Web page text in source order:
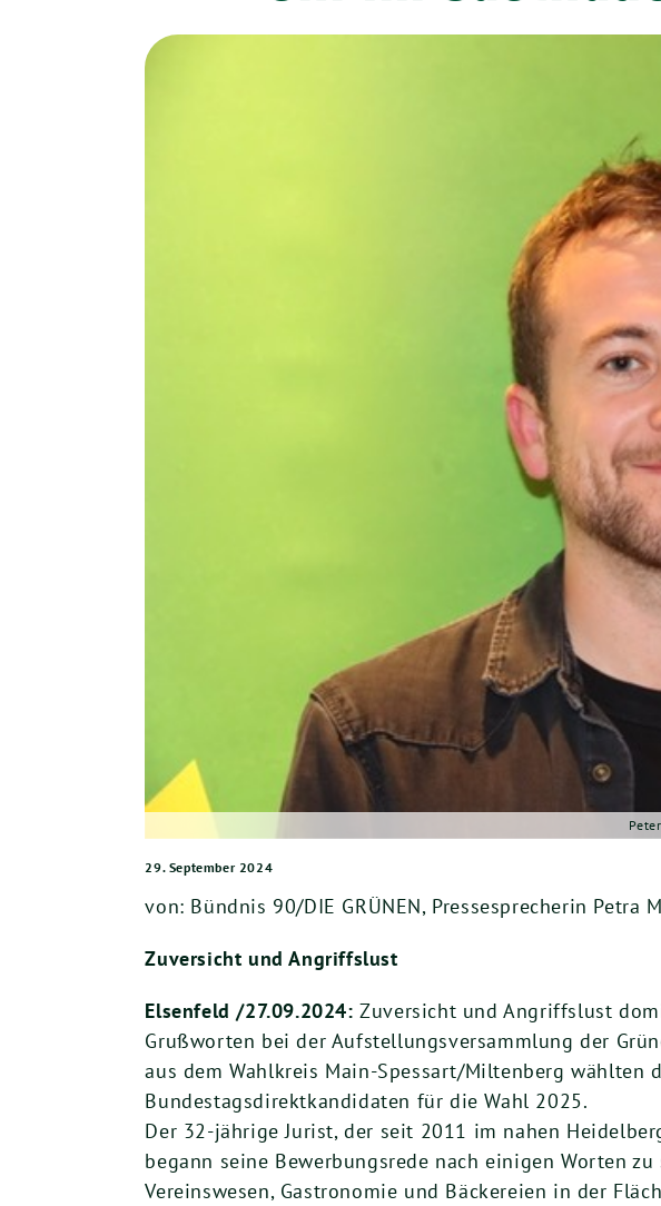
29. September 2024
von: Bündnis 90/DIE GRÜNEN, Pressesprecherin
Zuversicht und Angriffslust
Elsenfeld /27.09.2024: Zuversicht und Angriffslust
Grußworten bei der Aufstellungsversammlung der
aus dem Wahlkreis Main-Spessart/Miltenberg
Bundestagsdirektkandidaten für die Wahl 2025.
Der 32-jährige Jurist, der seit 2011 im nahen
begann seine Bewerbungsrede nach einigen Worten
Vereinswesen, Gastronomie und Bäckereien in der